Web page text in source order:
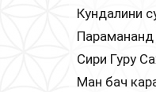
Кундалини
Парамананд
Сири Гуру
Ман бач